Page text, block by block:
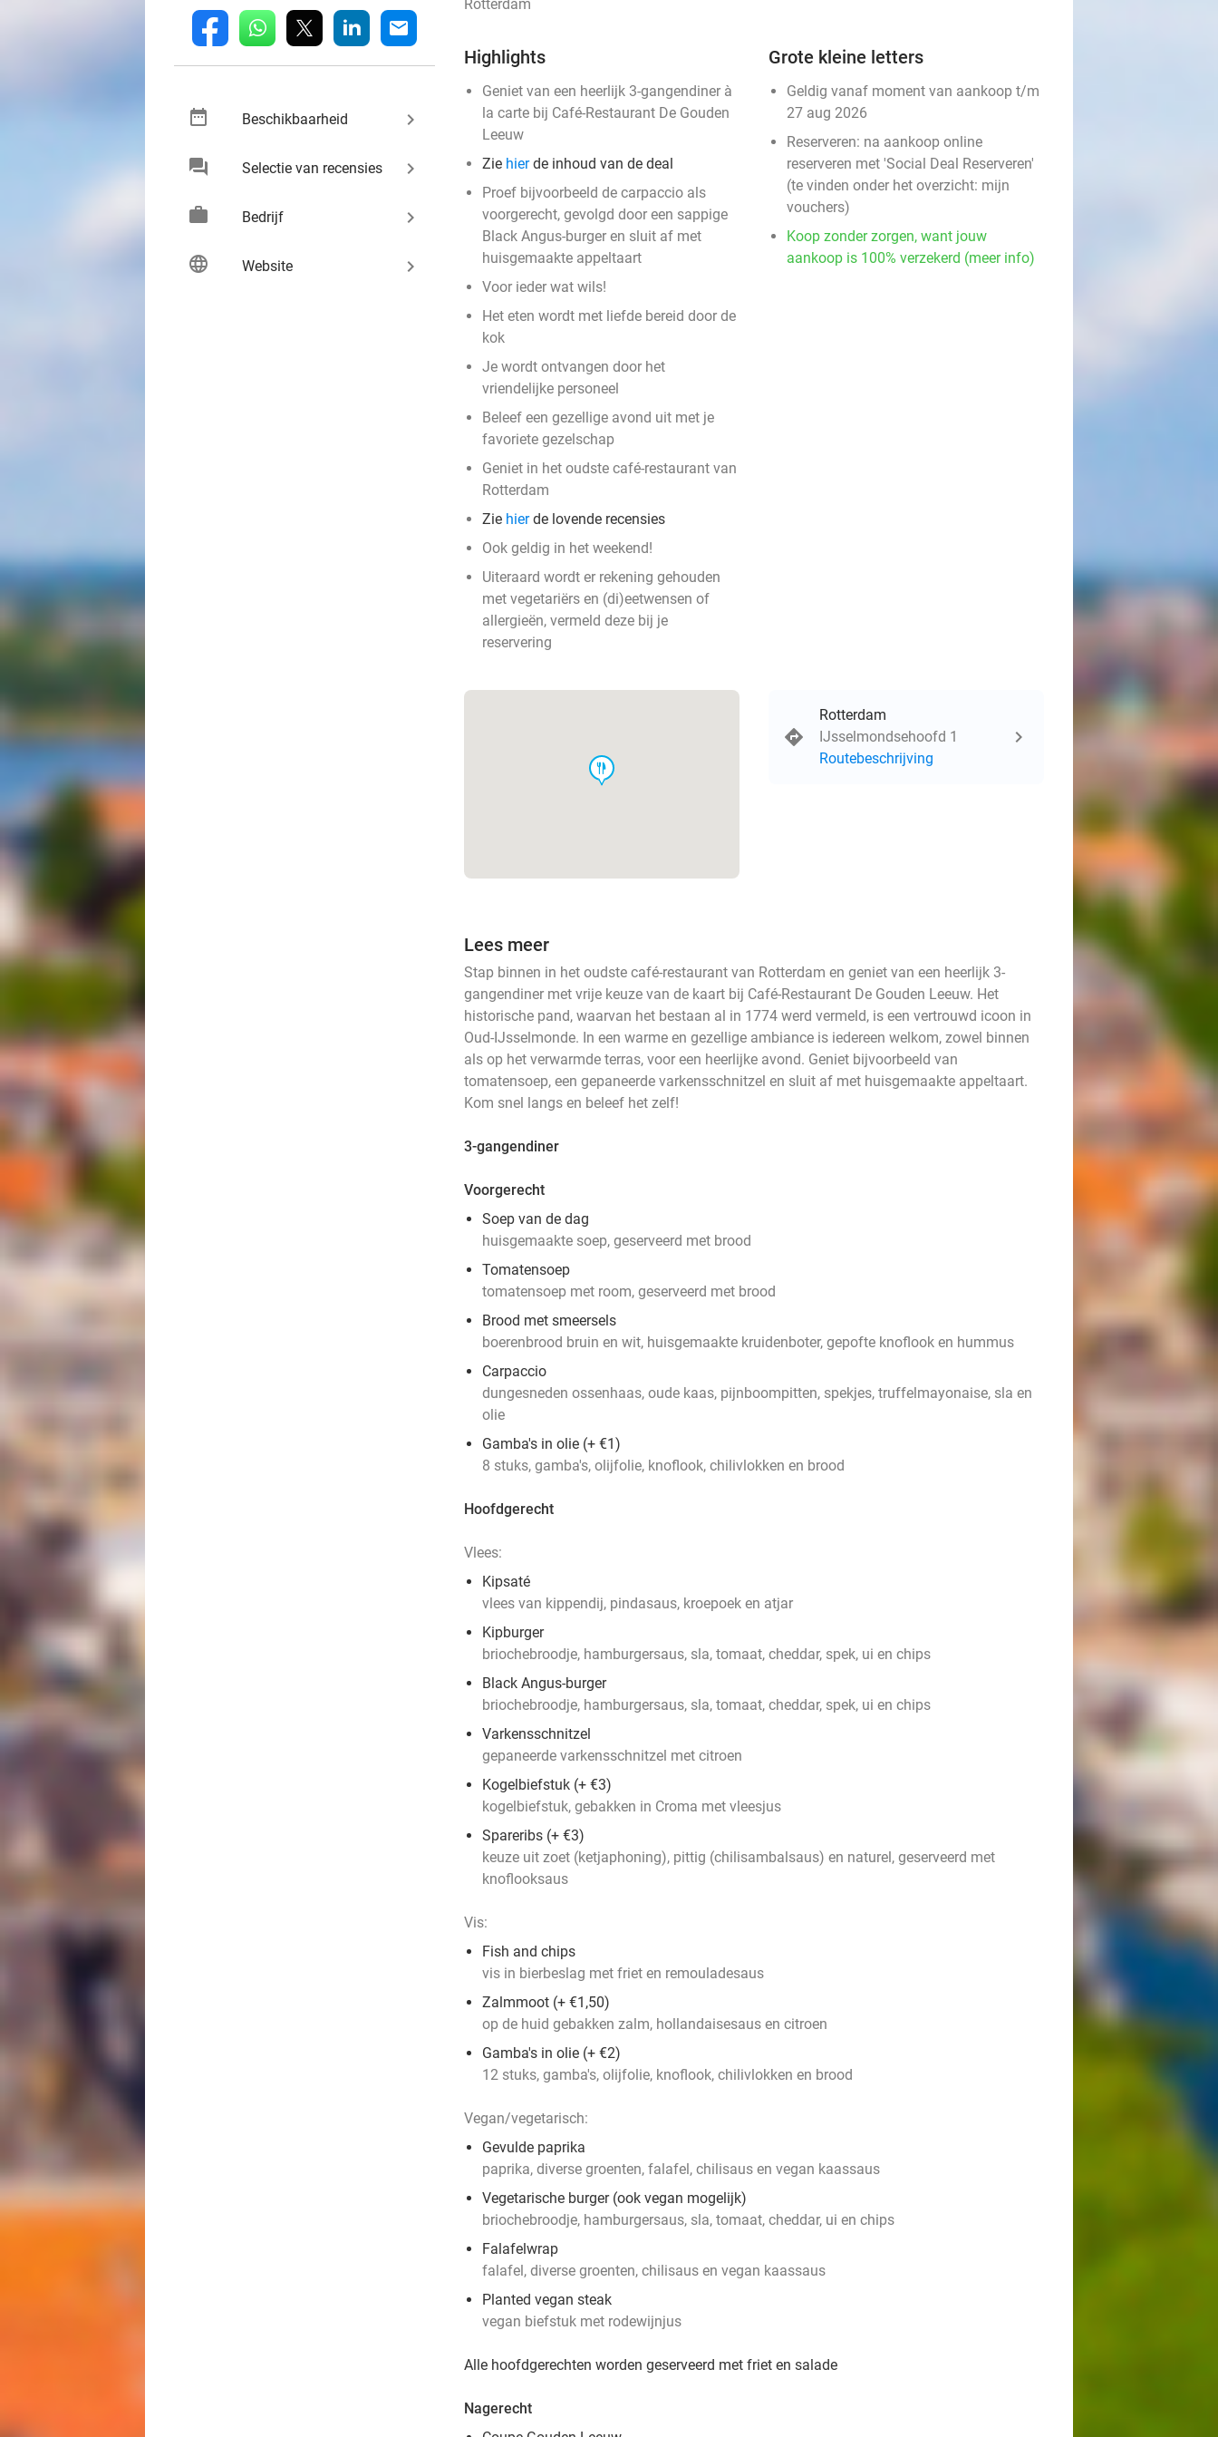
fb whatsapp linkedin mail
date_range Beschikbaarheid keyboard_arrow_right
chat Selectie van recensies keyboard_arrow_right
work Bedrijf keyboard_arrow_right
language Website keyboard_arrow_right
Rotterdam
Highlights
Geniet van een heerlijk 3-gangendiner à
la carte bij Café-Restaurant De Gouden
Leeuw
Zie hierde inhoud van de deal
Proef bijvoorbeeld de carpaccio als
voorgerecht, gevolgd door een sappige
Black Angus-burger en sluit af met
huisgemaakte appeltaart
Voor ieder wat wils!
Het eten wordt met liefde bereid door de
kok
Je wordt ontvangen door het
vriendelijke personeel
Beleef een gezellige avond uit met je
favoriete gezelschap
Geniet in het oudste café-restaurant van
Rotterdam
Zie hierde lovende recensies
Ook geldig in het weekend!
Uiteraard wordt er rekening gehouden
met vegetariërs en (di)eetwensen of
allergieën, vermeld deze bij je
reservering
Grote kleine letters
Geldig vanaf moment van aankoop t/m
27 aug 2026
Reserveren: na aankoop online
reserveren met 'Social Deal Reserveren'
(te vinden onder het overzicht: mijn
vouchers)
Koop zonder zorgen, want jouw
aankoop is 100% verzekerd (meer info)
food
Rotterdam
IJsselmondsehoofd 1
Routebeschrijving
Lees meer
Stap binnen in het oudste café-restaurant van Rotterdam en geniet van een heerlijk 3-
gangendiner met vrije keuze van de kaart bij Café‑Restaurant De Gouden Leeuw. Het
historische pand, waarvan het bestaan al in 1774 werd vermeld, is een vertrouwd icoon in
Oud‑IJsselmonde. In een warme en gezellige ambiance is iedereen welkom, zowel binnen
als op het verwarmde terras, voor een heerlijke avond. Geniet bijvoorbeeld van
tomatensoep, een gepaneerde varkensschnitzel en sluit af met huisgemaakte appeltaart.
Kom snel langs en beleef het zelf!
3-gangendiner
Voorgerecht
Soep van de dag
huisgemaakte soep, geserveerd met brood
Tomatensoep
tomatensoep met room, geserveerd met brood
Brood met smeersels
boerenbrood bruin en wit, huisgemaakte kruidenboter, gepofte knoflook en hummus
Carpaccio
dungesneden ossenhaas, oude kaas, pijnboompitten, spekjes, truffelmayonaise, sla en
olie
Gamba's in olie (+ €1)
8 stuks, gamba's, olijfolie, knoflook, chilivlokken en brood
Hoofdgerecht
Vlees:
Kipsaté
vlees van kippendij, pindasaus, kroepoek en atjar
Kipburger
briochebroodje, hamburgersaus, sla, tomaat, cheddar, spek, ui en chips
Black Angus-burger
briochebroodje, hamburgersaus, sla, tomaat, cheddar, spek, ui en chips
Varkensschnitzel
gepaneerde varkensschnitzel met citroen
Kogelbiefstuk (+ €3)
kogelbiefstuk, gebakken in Croma met vleesjus
Spareribs (+ €3)
keuze uit zoet (ketjaphoning), pittig (chilisambalsaus) en naturel, geserveerd met
knoflooksaus
Vis:
Fish and chips
vis in bierbeslag met friet en remouladesaus
Zalmmoot (+ €1,50)
op de huid gebakken zalm, hollandaisesaus en citroen
Gamba's in olie (+ €2)
12 stuks, gamba's, olijfolie, knoflook, chilivlokken en brood
Vegan/vegetarisch:
Gevulde paprika
paprika, diverse groenten, falafel, chilisaus en vegan kaassaus
Vegetarische burger (ook vegan mogelijk)
briochebroodje, hamburgersaus, sla, tomaat, cheddar, ui en chips
Falafelwrap
falafel, diverse groenten, chilisaus en vegan kaassaus
Planted vegan steak
vegan biefstuk met rodewijnjus
Alle hoofdgerechten worden geserveerd met friet en salade
Nagerecht